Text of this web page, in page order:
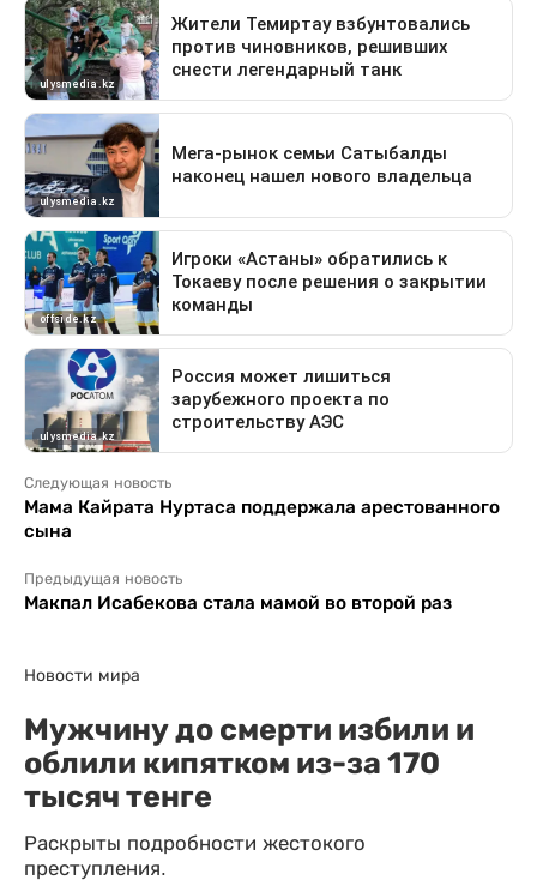
Следующая новость
Мама Кайрата Нуртаса поддержала арестованного
сына
Предыдущая новость
Макпал Исабекова стала мамой во второй раз
Новости мира
Мужчину до смерти избили и
облили кипятком из-за 170
тысяч тенге
Раскрыты подробности жестокого
преступления.